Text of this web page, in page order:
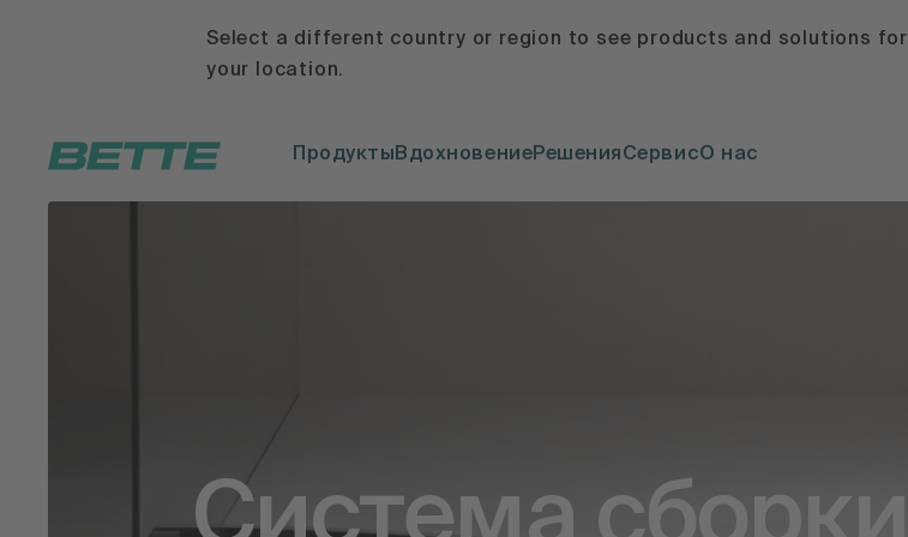
Select a different country or region to see products and solutions for
your location.
ПродуктыВдохновениеРешенияСервисО нас